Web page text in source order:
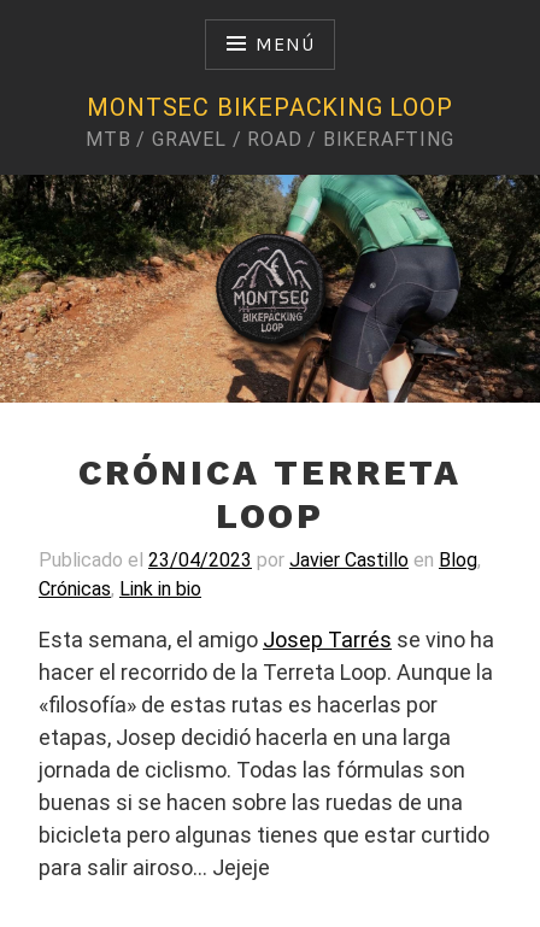
MENÚ
MONTSEC BIKEPACKING LOOP
MTB / GRAVEL / ROAD / BIKERAFTING
Te voy a llevar a un sitio que te va a gustar
CRÓNICA TERRETA
LOOP
Publicado el 23/04/2023 por Javier Castillo en Blog,
Crónicas, Link in bio
Esta semana, el amigo Josep Tarrés se vino ha
hacer el recorrido de la Terreta Loop. Aunque la
«filosofía» de estas rutas es hacerlas por
etapas, Josep decidió hacerla en una larga
jornada de ciclismo. Todas las fórmulas son
buenas si se hacen sobre las ruedas de una
bicicleta pero algunas tienes que estar curtido
para salir airoso… Jejeje